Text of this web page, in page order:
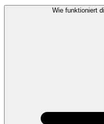
Wie funktioniert